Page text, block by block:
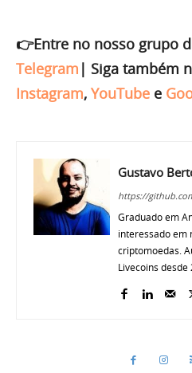
👉Entre no nosso grupo
Telegram | Siga também
Instagram, YouTube e
Gustavo
https://
Graduado em
interessado em
criptomoedas.
Livecoins desde